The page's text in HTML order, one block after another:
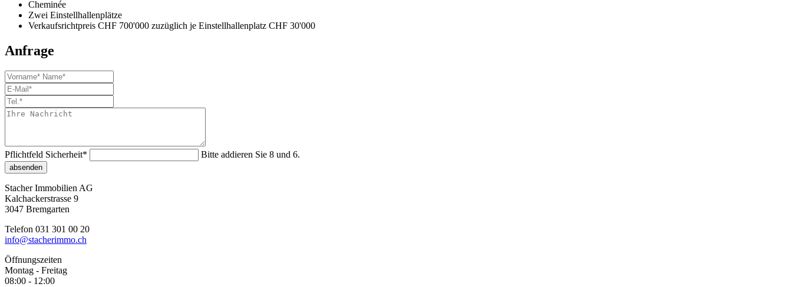
Cheminée
Zwei Einstellhallenplätze
Verkaufsrichtpreis CHF 700'000 zuzüglich je Einstellhallenplatz CHF 30'000
Anfrage
Pflichtfeld Sicherheit* Bitte addieren Sie 8 und 6.
absenden
Stacher Immobilien AG
Kalchackerstrasse 9
3047 Bremgarten
Telefon 031 301 00 20
info@stacherimmo.ch
Öffnungszeiten
Montag - Freitag
08:00 - 12:00